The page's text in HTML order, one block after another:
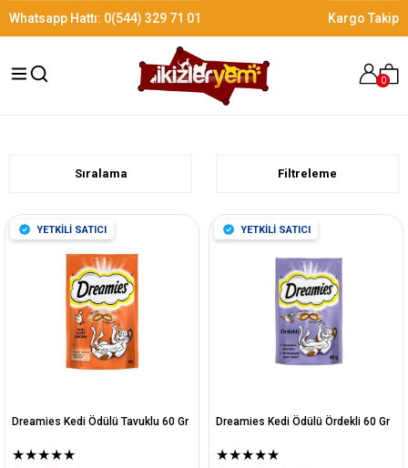
Whatsapp Hattı: 0(544) 329 71 01 Kargo Takip
0
Filtreleme
Sıralama
Dreamies Kedi Ödülü Tavuklu 60 Gr
★★★★★
YETKİLİ SATICI
Dreamies Kedi Ödülü Ördekli 60 Gr
★★★★★
YETKİLİ SATICI